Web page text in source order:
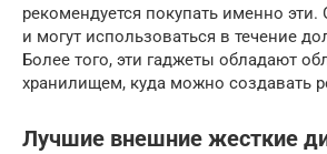
рекомендуется покупать именно
и могут использоваться в течение
Более того, эти гаджеты обладают
хранилищем, куда можно создавать
Лучшие внешние жесткие